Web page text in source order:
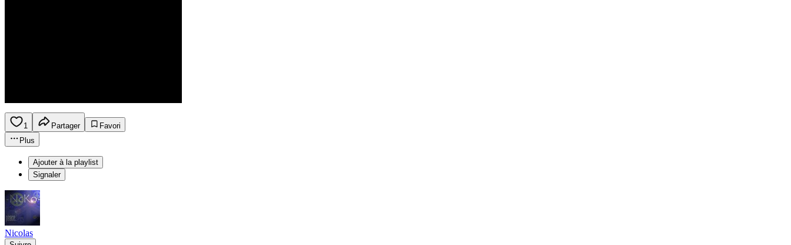
1 Partager
Favori
Plus
Ajouter à la playlist
Signaler
Nicolas